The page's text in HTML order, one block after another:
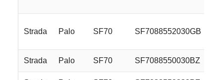
Strada Palo SF70 SF7088552030GB
Strada Palo SF70 SF7088550030BZ